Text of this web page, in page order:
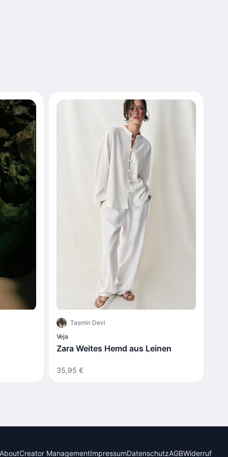
Tasmin Devi
Veja
Zara Weites Hemd aus Leinen
35,95 €
AboutCreator ManagementImpressumDatenschutzAGBWiderruf